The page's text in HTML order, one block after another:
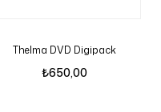
Thelma DVD Digipack
₺650,00